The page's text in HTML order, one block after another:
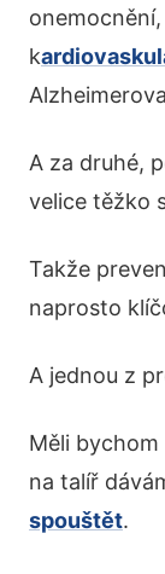
k
A za druhé,
velice těžko
Takže
naprosto
A jednou z
Měli
na talíř
spouštět.